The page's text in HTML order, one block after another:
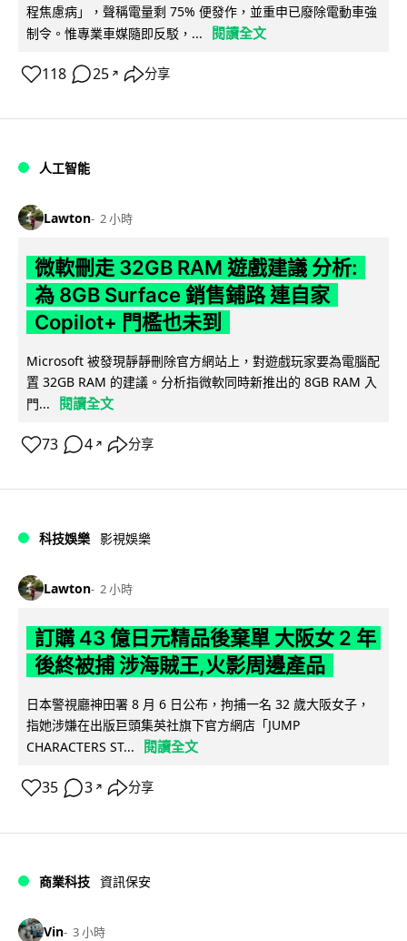
程焦慮病」，聲稱電量剩 75% 便發作，並重申已廢除電動車強
制令。惟專業車媒隨即反駁，...
閱讀全文
118 25 ↗ 分享
人工智能
Lawton 2 小時
微軟刪走 32GB RAM 遊戲建議 分析:
為 8GB Surface 銷售鋪路 連自家
Copilot+ 門檻也未到
Microsoft 被發現靜靜刪除官方網站上，對遊戲玩家要為電腦配
置 32GB RAM 的建議。分析指微軟同時新推出的 8GB RAM 入
門...
閱讀全文
73 4 ↗ 分享
科技娛樂 影視娛樂
Lawton 2 小時
訂購 43 億日元精品後棄單 大阪女 2 年
後終被捕 涉海賊王,火影周邊產品
日本警視廳神田署 8 月 6 日公布，拘捕一名 32 歲大阪女子，
指她涉嫌在出版巨頭集英社旗下官方網店「JUMP
CHARACTERS ST...
閱讀全文
35 3 ↗ 分享
商業科技 資訊保安
Vin 3 小時